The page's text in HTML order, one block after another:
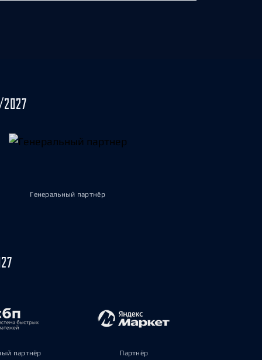
Генеральный партнёр
партнёр Партнёр